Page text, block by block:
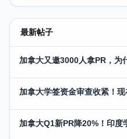
最新帖子
加拿大又邀3000人拿PR，为
加拿大学签资金审查收紧！
加拿大Q1新PR降20%！印